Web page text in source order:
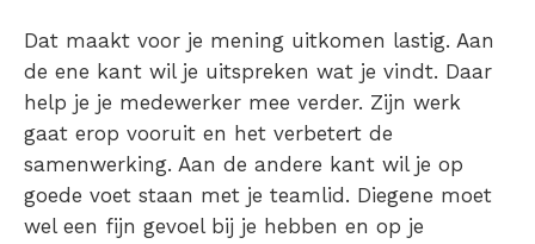
Dat maakt voor je mening uitkomen lastig. Aan
de ene kant wil je uitspreken wat je vindt. Daar
help je je medewerker mee verder. Zijn werk
gaat erop vooruit en het verbetert de
samenwerking. Aan de andere kant wil je op
goede voet staan met je teamlid. Diegene moet
wel een fijn gevoel bij je hebben en op je